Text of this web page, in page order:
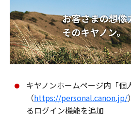
キヤノンホームページ内「個
（https://personal.canon.jp/
るログイン機能を追加